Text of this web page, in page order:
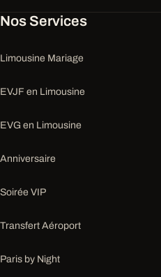
Nos Services
Limousine Mariage
EVJF en Limousine
EVG en Limousine
Anniversaire
Soirée VIP
Transfert Aéroport
Paris by Night